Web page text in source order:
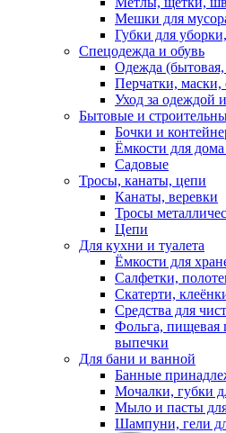
Мешки для
Губки для
Спецодежда и обувь
Одежда
Перчатки, маски,
Уход за одеждой
Бытовые и
Бочки и
Ёмкости для дома
Садовые
Тросы, канаты, цепи
Канаты, веревки
Тросы
Цепи
Для кухни и туалета
Ёмкости для
Салфетки,
Скатерти,
Средства для
Фольга, пищевая
выпечки
Для бани и ванной
Банные
Мочалки, губки
Мыло и пасты
Шампуни, гели